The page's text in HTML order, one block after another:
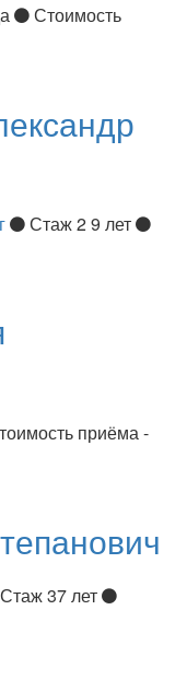
Стоимость
Стаж 2 9 лет
приёма -
Стаж 37 лет